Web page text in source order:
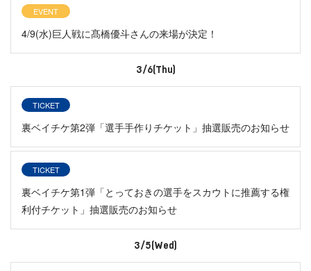
EVENT
4/9(水)巨人戦に髙橋優斗さんの来場が決定！
3/6(Thu)
TICKET
裏ベイチケ第2弾「選手手作りチケット」抽選販売のお知らせ
TICKET
裏ベイチケ第1弾「とっておきの選手をスカウトに推薦する権
利付チケット」抽選販売のお知らせ
3/5(Wed)